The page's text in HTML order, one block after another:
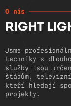
O nás
RIGHT
Jsme
techniky s
služby jsou
štábům,
kteří hledají
projekty.